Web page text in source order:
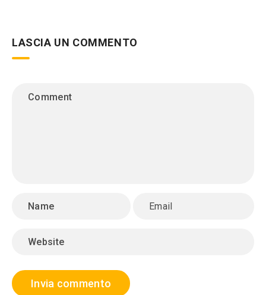
LASCIA UN COMMENTO